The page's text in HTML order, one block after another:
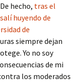
hecho, tras el
huyendo de
de
siempre dejan
Yo no soy
de mi
los moderados